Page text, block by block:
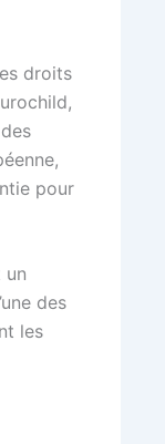
droits
pour
un
des
les